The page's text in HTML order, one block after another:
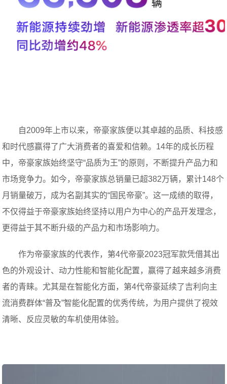
自2009年上市以来，帝豪家族便以其卓越的品质、科技感
和时代感赢得了广大消费者的喜爱和信赖。14年的成长历程
中，帝豪家族始终坚守“品质为王”的原则，不断提升产品力和
市场竞争力。如今，帝豪家族总销量已超382万辆，累计148个
月销量破万，成为名副其实的“国民帝豪”。这一成绩的取得，
不仅得益于帝豪家族始终坚持以用户为中心的产品开发理念，
更得益于其不断升级的产品力和市场影响力。
作为帝豪家族的代表作，第4代帝豪2023冠军款凭借其出
色的外观设计、动力性能和智能化配置，赢得了越来越多消费
者的青睐。尤其是在智能化方面，第4代帝豪延续了吉利向主
流消费群体“普及”智能化配置的优秀传统，为用户提供了视效
清晰、反应灵敏的车机使用体验。